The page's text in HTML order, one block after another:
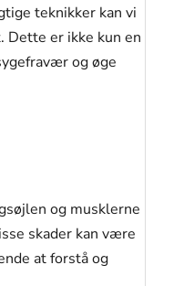
teknikker kan vi
Dette er ikke kun en
og øge
og musklerne
skader kan være
at forstå og